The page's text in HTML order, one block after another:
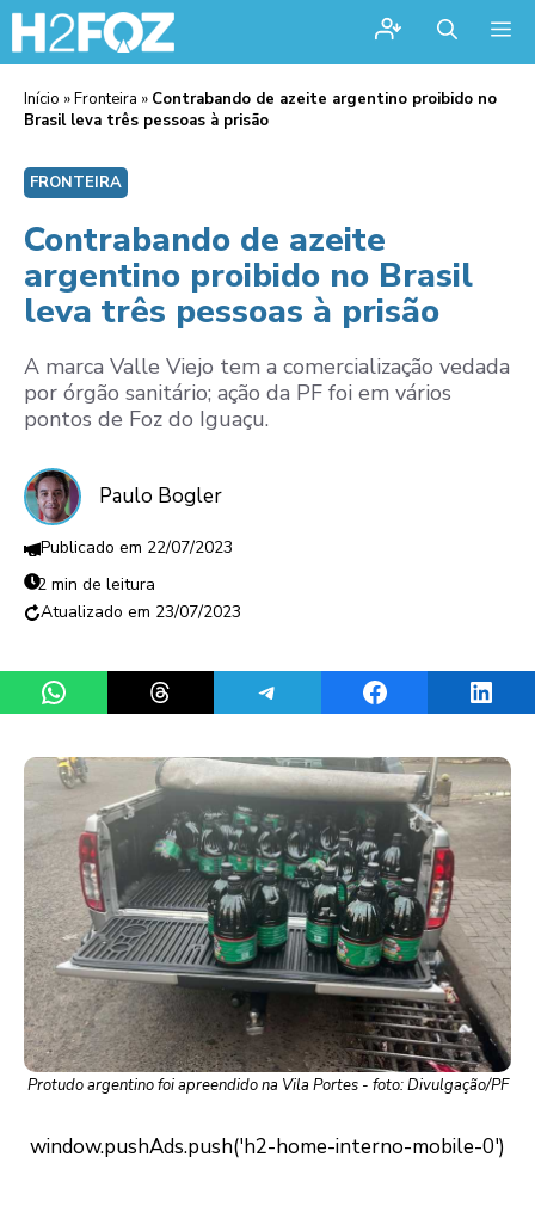
Início »Fronteira » Contrabando de azeite argentino proibido no
Brasil leva três pessoas à prisão
FRONTEIRA
Contrabando de azeite
argentino proibido no Brasil
leva três pessoas à prisão
A marca Valle Viejo tem a comercialização vedada
por órgão sanitário; ação da PF foi em vários
pontos de Foz do Iguaçu.
Paulo Bogler
22/07/2023
2 min de leitura
23/07/2023
Share on WhatsAppShare on ThreadsShare on TelegramShare on Facebook
Protudo argentino foi apreendido na Vila Portes - foto: Divulgação/PF